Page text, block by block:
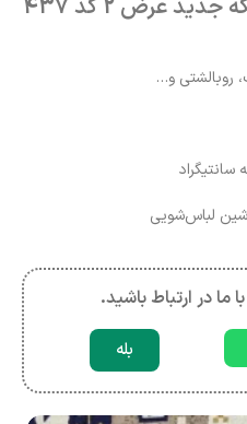
و…
لباس‌شویی
ما در ارتباط باشید.
بله